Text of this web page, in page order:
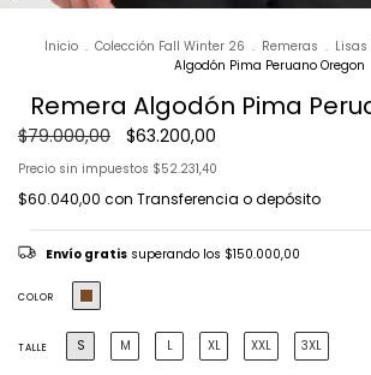
Inicio . Colección Fall Winter 26 . Remeras .
Algodón Pima Peruano Oregon
Remera Algodón Pima
$79.000,00 $63.200,00
Precio sin impuestos $52.231,40
$60.040,00 con Transferencia o depósito
Envío gratis superando los $150.000,00
COLOR
TALLE S M L XL XXL 3XL